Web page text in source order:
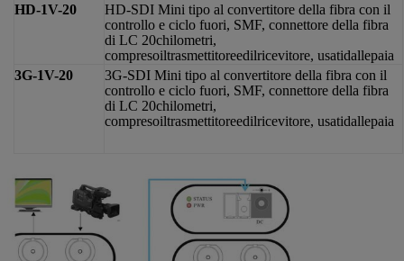
HD-1V-20
HD-SDI Mini tipo al convertitore della fibra con il
controllo e ciclo fuori, SMF, connettore della fibra
di LC 20chilometri,
compresoiltrasmettitoreedilricevitore, usatidallepaia
3G-1V-20
3G-SDI Mini tipo al convertitore della fibra con il
controllo e ciclo fuori, SMF, connettore della fibra
di LC 20chilometri,
compresoiltrasmettitoreedilricevitore, usatidallepaia